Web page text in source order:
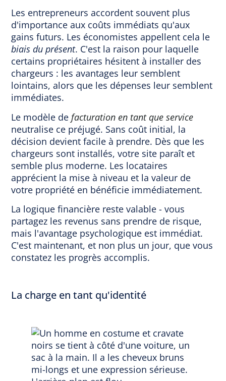
Les entrepreneurs accordent souvent plus
d'importance aux coûts immédiats qu'aux
gains futurs. Les économistes appellent cela le
biais du présent. C'est la raison pour laquelle
certains propriétaires hésitent à installer des
chargeurs : les avantages leur semblent
lointains, alors que les dépenses leur semblent
immédiates.
Le modèle de facturation en tant que service
neutralise ce préjugé. Sans coût initial, la
décision devient facile à prendre. Dès que les
chargeurs sont installés, votre site paraît et
semble plus moderne. Les locataires
apprécient la mise à niveau et la valeur de
votre propriété en bénéficie immédiatement.
La logique financière reste valable - vous
partagez les revenus sans prendre de risque,
mais l'avantage psychologique est immédiat.
C'est maintenant, et non plus un jour, que vous
constatez les progrès accomplis.
La charge en tant qu'identité